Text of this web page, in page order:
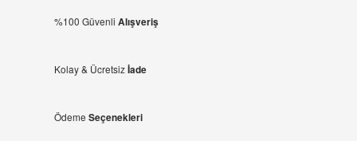
%100 Güvenli Alışveriş
Kolay & Ücretsizİade
Ödeme Seçenekleri